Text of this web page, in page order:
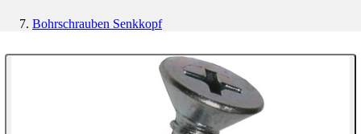
Bohrschrauben Senkkopf